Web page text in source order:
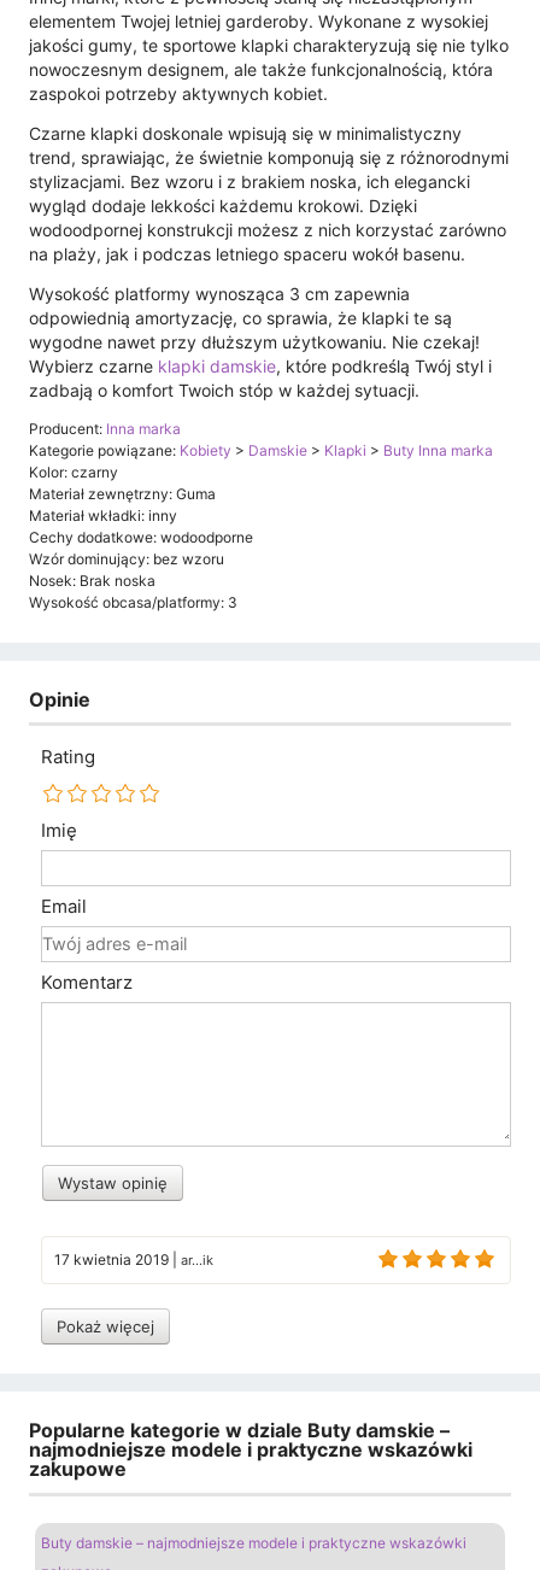
elementem Twojej letniej garderoby. Wykonane z wysokiej
jakości gumy, te sportowe klapki charakteryzują się nie tylko
nowoczesnym designem, ale także funkcjonalnością, która
zaspokoi potrzeby aktywnych kobiet.
Czarne klapki doskonale wpisują się w minimalistyczny
trend, sprawiając, że świetnie komponują się z różnorodnymi
stylizacjami. Bez wzoru i z brakiem noska, ich elegancki
wygląd dodaje lekkości każdemu krokowi. Dzięki
wodoodpornej konstrukcji możesz z nich korzystać zarówno
na plaży, jak i podczas letniego spaceru wokół basenu.
Wysokość platformy wynosząca 3 cm zapewnia
odpowiednią amortyzację, co sprawia, że klapki te są
wygodne nawet przy dłuższym użytkowaniu. Nie czekaj!
Wybierz czarne klapki damskie, które podkreślą Twój styl i
zadbają o komfort Twoich stóp w każdej sytuacji.
Producent: Inna marka
Kategorie powiązane: Kobiety > Damskie > Klapki > Buty Inna marka
Kolor: czarny
Materiał zewnętrzny: Guma
Materiał wkładki: inny
Cechy dodatkowe: wodoodporne
Wzór dominujący: bez wzoru
Nosek: Brak noska
Wysokość obcasa/platformy: 3
Opinie
Rating
Imię
Email
Komentarz
Wystaw opinię
17 kwietnia 2019 ar...ik
Pokaż więcej
Popularne kategorie w dziale Buty damskie –
najmodniejsze modele i praktyczne wskazówki
zakupowe
Buty damskie – najmodniejsze modele i praktyczne wskazówki